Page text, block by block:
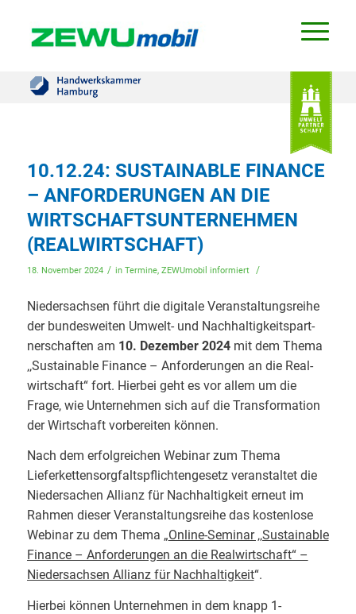
10.12.24: SUSTAINABLE FINANCE
– ANFORDERUNGEN AN DIE
WIRTSCHAFTSUNTERNEHMEN
(REALWIRTSCHAFT)
18. November 2024 / in Termine, ZEWUmobil informiert /
Nie­der­sach­sen führt die digi­ta­le Ver­an­stal­tungs­rei­he
der bun­des­wei­ten Umwelt- und Nach­hal­tig­keits­part­
ner­schaf­ten am 10. Dezem­ber 2024mit dem The­ma
‚‚Sus­tainable Finan­ce – Anfor­de­run­gen an die Real­
wirt­schaft“ fort. Hierbei geht es vor allem um die
Frage, wie Unternehmen sich auf die Transformation
der Wirtschaft vorbereiten können.
Nach dem erfolgreichen Webinar zum Thema
Lieferkettensorgfaltspflichtengesetz veranstaltet die
Niedersachen Allianz für Nachhaltigkeit erneut im
Rahmen dieser Veranstaltungsreihe das kostenlose
Webinar zu dem Thema „Online-Seminar ‚‚Sustainable
Finance – Anforderungen an die Realwirtschaft“ –
Niedersachsen Allianz für Nachhaltigkeit“.
Hierbei können Unternehmen in dem knapp 1-